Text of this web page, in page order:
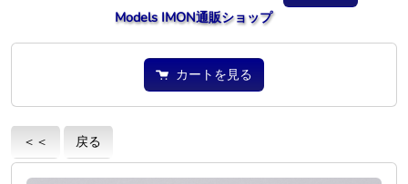
Models IMON通販ショップ
カートを見る
＜＜ 戻る